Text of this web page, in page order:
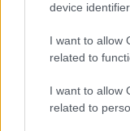
device
I want to allow
related to
I want to allow
related to